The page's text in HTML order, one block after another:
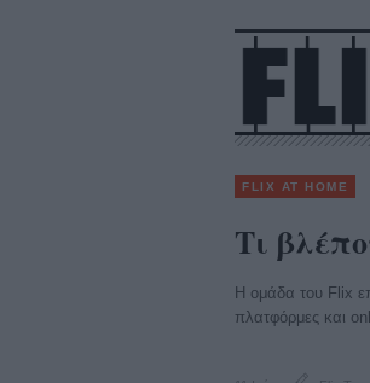
FLIX AT HOME
Τι
Η ομάδα του Flix
πλατφόρμες και